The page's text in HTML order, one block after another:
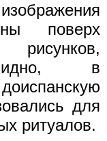
поверх
в
для
ритуалов.